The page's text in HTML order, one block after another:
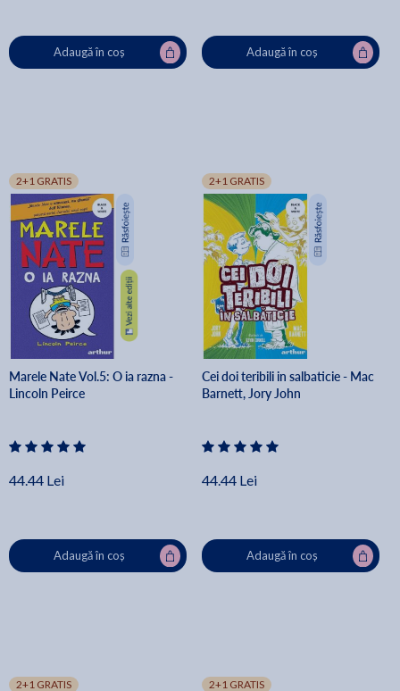
Adaugă în coș Adaugă în coș
2+1 GRATIS
Marele Nate Vol.5: O ia razna -
Lincoln Peirce
44.44 Lei
Adaugă în coș
2+1 GRATIS
Cei doi teribili in salbaticie - Mac
Barnett, Jory John
44.44 Lei
Adaugă în coș
2+1 GRATIS 2+1 GRATIS